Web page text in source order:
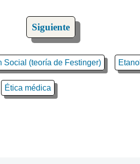
Siguiente
Social (teoría de Festinger) Etanol
Ética médica